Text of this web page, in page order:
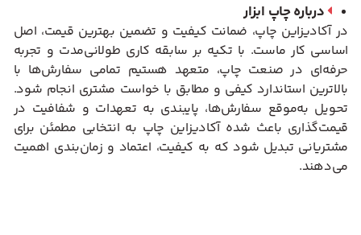
درباره چاپ ابزار
در آکادیزاین چاپ، ضمانت کیفیت و تضمین بهترین قیمت، اصل
اساسی کار ماست. با تکیه بر سابقه کاری طولانی‌مدت و تجربه
حرفه‌ای در صنعت چاپ، متعهد هستیم تمامی سفارش‌ها با
بالاترین استاندارد کیفی و مطابق با خواست مشتری انجام شود.
تحویل به‌موقع سفارش‌ها، پایبندی به تعهدات و شفافیت در
قیمت‌گذاری باعث شده آکادیزاین چاپ به انتخابی مطمئن برای
مشتریانی تبدیل شود که به کیفیت، اعتماد و زمان‌بندی اهمیت
می‌دهند.